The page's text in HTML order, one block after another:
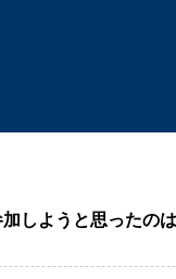
しようと思ったの